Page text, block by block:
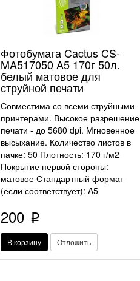
Фотобумага Cactus CS-
MA517050 A5 170г 50л.
белый матовое для
струйной печати
Совместима со всеми струйными
принтерами. Высокое разрешение
печати - до 5680 dpi. Мгновенное
высыхание. Количество листов в
пачке: 50 Плотность: 170 г/м2
Покрытие первой стороны:
матовое Стандартный формат
(если соответствует): A5
200 p
В корзину Отложить